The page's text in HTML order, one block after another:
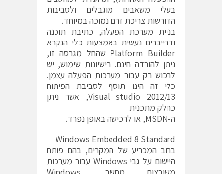
בעלי משאבים מוגבלים ולסביבות
הדורשות צריכת זרם נמוכה במיוחד.
בניית מערכת הפעלה, כתיבת תוכנה
ודרייברים נעשית באמצעות כלי הנקרא
Platform Builder שהחל מגרסה זו,
ניתן להורדה חינם. רישיונות שימוש, יש
לרכוש רק עבור מערכות הפעלה עצמן.
כלי זה הינו תוסף לסביבת הפיתוח
Visual studio 2012/13, אשר ניתן
כחלק מתכנית
ה-MSDN, או לרכישה באופן נפרד.
Windows Embedded 8 Standard
ברוב המכריע של המקרים, בהם פותח
היישום על גבי Windows עבור מערכות
משובצות מחשב, Windows